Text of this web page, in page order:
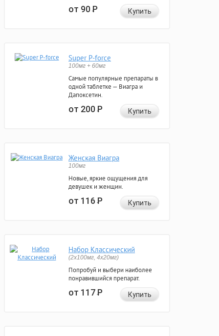
от 90Р Купить
Super P-force
100мг + 60мг
Самые популярные препараты в
одной таблетке — Виагра и
Дапоксетин.
от 200Р Купить
Женская Виагра
100мг
Новые, яркие ощущения для
девушек и женщин.
от 116Р Купить
Набор Классический
(2x100мг, 4x20мг)
Попробуй и выбери наиболее
понравившийся препарат.
от 117Р Купить